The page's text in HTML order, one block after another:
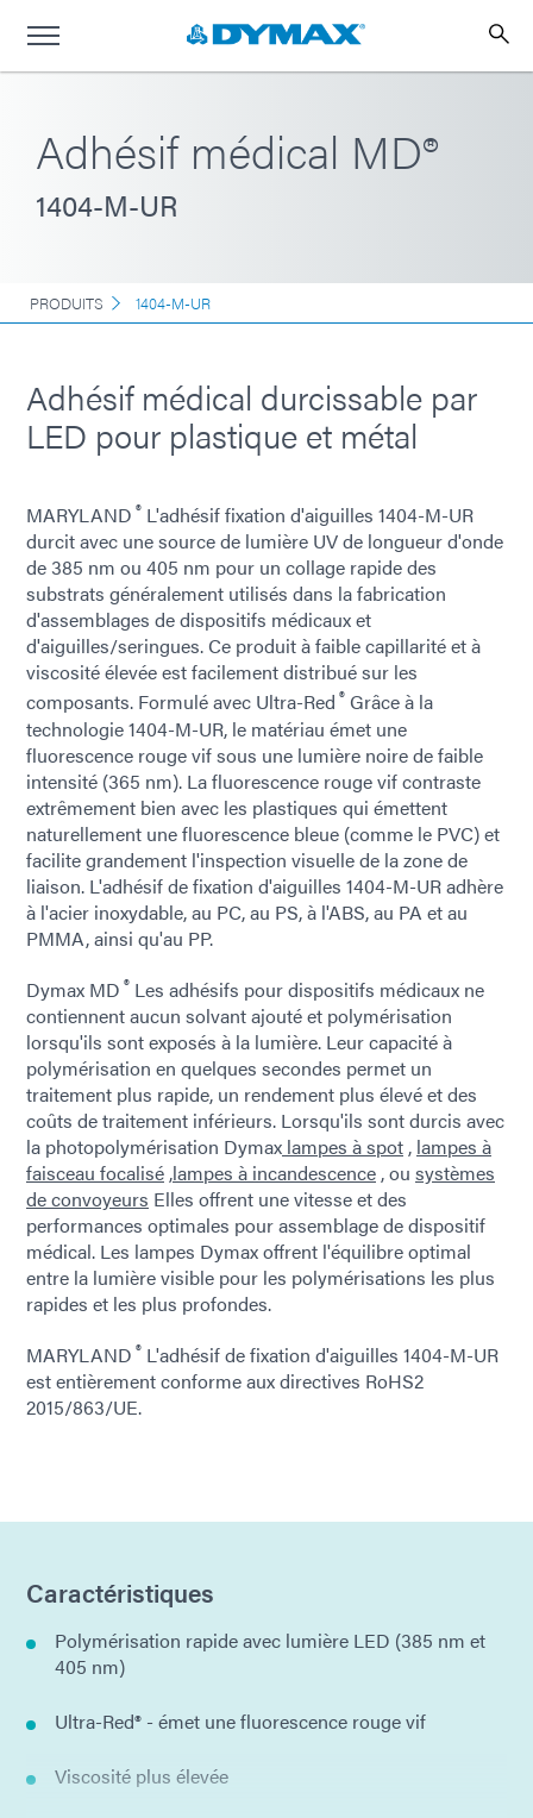
Adhésif médical MD®
1404-M-UR
PRODUITS 1404-M-UR
Adhésif médical durcissable par
LED pour plastique et métal
MARYLAND ® L'adhésif fixation d'aiguilles 1404-M-UR
durcit avec une source de lumière UV de longueur d'onde
de 385 nm ou 405 nm pour un collage rapide des
substrats généralement utilisés dans la fabrication
d'assemblages de dispositifs médicaux et
d'aiguilles/seringues. Ce produit à faible capillarité et à
viscosité élevée est facilement distribué sur les
composants. Formulé avec Ultra-Red ® Grâce à la
technologie 1404-M-UR, le matériau émet une
fluorescence rouge vif sous une lumière noire de faible
intensité (365 nm). La fluorescence rouge vif contraste
extrêmement bien avec les plastiques qui émettent
naturellement une fluorescence bleue (comme le PVC) et
facilite grandement l'inspection visuelle de la zone de
liaison. L'adhésif de fixation d'aiguilles 1404-M-UR adhère
à l'acier inoxydable, au PC, au PS, à l'ABS, au PA et au
PMMA, ainsi qu'au PP.
Dymax MD ® Les adhésifs pour dispositifs médicaux ne
contiennent aucun solvant ajouté et polymérisation
lorsqu'ils sont exposés à la lumière. Leur capacité à
polymérisation en quelques secondes permet un
traitement plus rapide, un rendement plus élevé et des
coûts de traitement inférieurs. Lorsqu'ils sont durcis avec
la photopolymérisation Dymax lampes à spot , lampes à
faisceau focalisé ,lampes à incandescence , ou systèmes
de convoyeurs Elles offrent une vitesse et des
performances optimales pour assemblage de dispositif
médical. Les lampes Dymax offrent l'équilibre optimal
entre la lumière visible pour les polymérisations les plus
rapides et les plus profondes.
MARYLAND ® L'adhésif de fixation d'aiguilles 1404-M-UR
est entièrement conforme aux directives RoHS2
2015/863/UE.
Caractéristiques
Polymérisation rapide avec lumière LED (385 nm et
405 nm)
Ultra-Red® - émet une fluorescence rouge vif
Viscosité plus élevée